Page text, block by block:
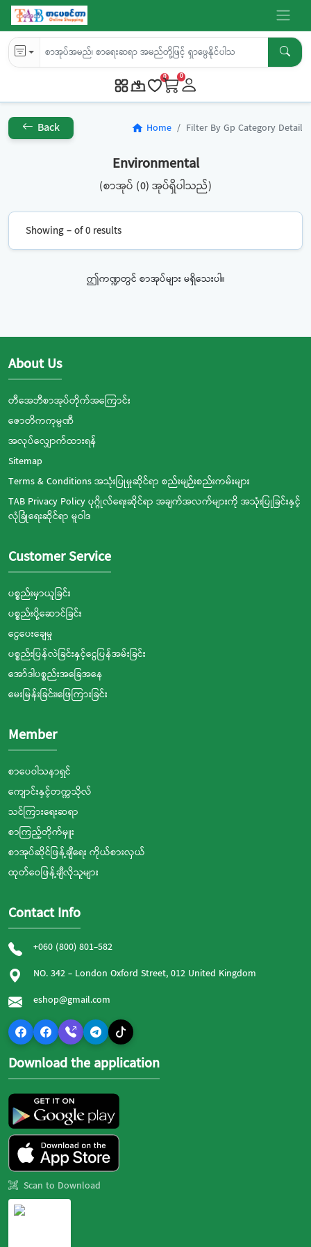
0 0
Back home Home Filter By Gp Category Detail
Environmental
(စာအုပ် (0) အုပ်ရှိပါသည်)
Showing – of 0 results
ဤကဏ္ဍတွင် စာအုပ်များ မရှိသေးပါ။
About Us
တီအေဘီစာအုပ်တိုက်အကြောင်း
ဇောတိကကုမ္ပဏီ
အလုပ်လျှောက်ထားရန်
Sitemap
Terms & Conditions အသုံးပြုမှုဆိုင်ရာ စည်းမျဉ်းစည်းကမ်းများ
TAB Privacy Policy ပုဂ္ဂိုလ်ရေးဆိုင်ရာ အချက်အလက်များကို အသုံးပြုခြင်းနှင့်
လုံခြုံရေးဆိုင်ရာ မူဝါဒ
Customer Service
ပစ္စည်းမှာယူခြင်း
ပစ္စည်းပို့ဆောင်ခြင်း
ငွေပေးချေမှု
ပစ္စည်းပြန်လဲခြင်းနှင့်ငွေပြန်အမ်းခြင်း
အော်ဒါပစ္စည်းအခြေအနေ
မေးမြန်းခြင်း၊ဖြေကြားခြင်း
Member
စာပေဝါသနာရှင်
ကျောင်းနှင့်တက္ကသိုလ်
သင်ကြားရေးဆရာ
စာကြည့်တိုက်မှူး
စာအုပ်ဆိုင်ဖြန့်ချီရေး ကိုယ်စားလှယ်
ထုတ်ဝေဖြန့်ချီလိုသူများ
Contact Info
+060 (800) 801-582
NO. 342 - London Oxford Street, 012 United Kingdom
eshop@gmail.com
Download the application
Scan to Download